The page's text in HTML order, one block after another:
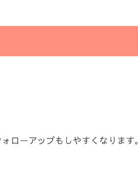
ローアップもしやすくなります。